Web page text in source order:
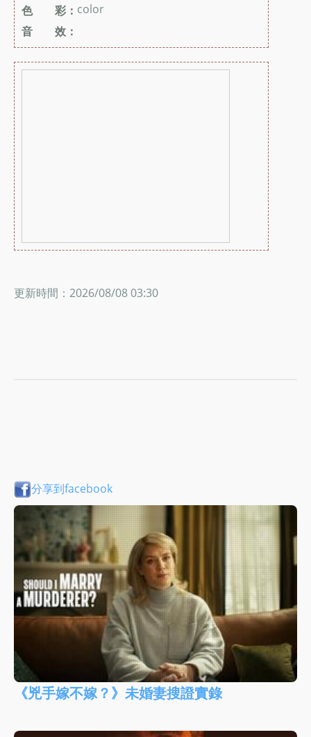
色 彩： color
音 效：
更新時間：2026/08/08 03:30
分享到facebook
《兇手嫁不嫁？》未婚妻搜證實錄